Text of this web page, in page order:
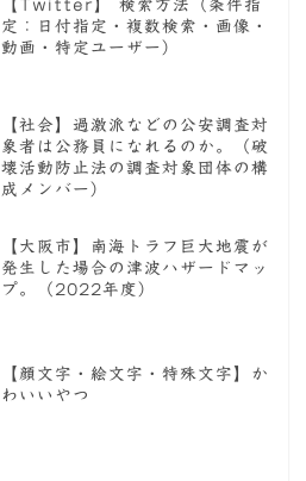
【Twitter】 検索方法（条件指
定：日付指定・複数検索・画像・
動画・特定ユーザー）
【社会】過激派などの公安調査対
象者は公務員になれるのか。（破
壊活動防止法の調査対象団体の構
成メンバー）
【大阪市】南海トラフ巨大地震が
発生した場合の津波ハザードマッ
プ。（2022年度）
【顔文字・絵文字・特殊文字】か
わいいやつ